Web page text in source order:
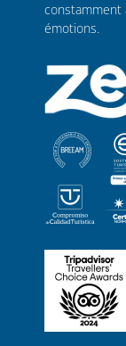
constamment
émotions.